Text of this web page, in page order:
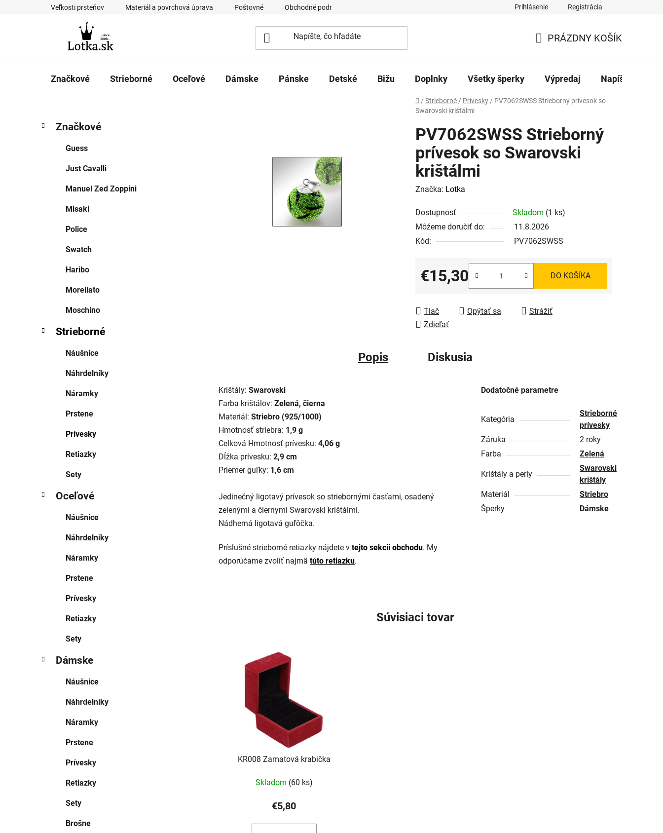
Veľkosti prsteňov Materiál a povrchová úprava Poštovné Obchodné podmienky Prihlásenie Registrácia
KOŠÍK
PRÁZDNY KOŠÍK
Značkové Strieborné Oceľové Dámske Pánske Detské Bižu Doplnky Všetky šperky Výpredaj Napíšte nám
Domov
/ Strieborné / Prívesky / PV7062SWSS Strieborný prívesok so
Swarovski krištálmi
B
kategórie
a
Značkové
Guess
Just Cavalli
Manuel Zed Zoppini
Misaki
Police
Swatch
Haribo
Morellato
Moschino
Strieborné
Náušnice
Náhrdelníky
Náramky
Prstene
Prívesky
Retiazky
Sety
Oceľové
Náušnice
Náhrdelníky
Náramky
Prstene
Prívesky
Retiazky
Sety
Dámske
Náušnice
Náhrdelníky
Náramky
Prstene
Prívesky
Retiazky
Sety
Brošne
PV7062SWSS Strieborný
prívesok so Swarovski
krištálmi
Značka: Lotka
Dostupnosť Skladom (1 ks)
Môžeme doručiť do:
11.8.2026
Kód:
PV7062SWSS
€15,30
Jednotková cena:
DO KOŠÍKA
Tlač Opýtať sa
Strážiť
Zdieľať
Popis Diskusia
Krištály: Swarovski
Farba krištálov: Zelená, čierna
Materiál: Striebro (925/1000)
Hmotnosť striebra: 1,9 g
Celková Hmotnosť prívesku: 4,06 g
Dĺžka prívesku: 2,9 cm
Priemer guľky: 1,6 cm
Jedinečný ligotavý prívesok so striebornými časťami, osadený
zelenými a čiernymi Swarovski krištálmi.
Nádherná ligotavá guľôčka.
Príslušné strieborné retiazky nájdete v tejto sekcii obchodu. My
odporúčame zvoliť najmä túto retiazku.
Dodatočné parametre
Kategória
Strieborné
prívesky
Záruka
2 roky
Farba
Zelená
Krištály a perly
Swarovski
krištály
Materiál
Striebro
Šperky
Dámske
Súvisiaci tovar
KR008 Zamatová krabička
Skladom (60 ks)
€5,80